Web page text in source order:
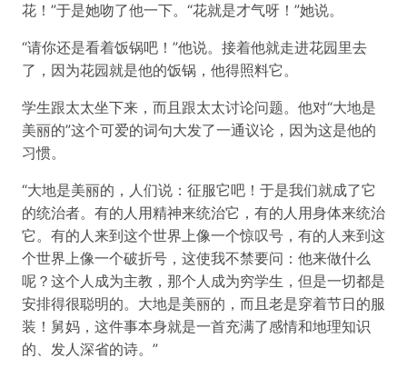
花！”于是她吻了他一下。“花就是才气呀！”她说。
“请你还是看着饭锅吧！”他说。接着他就走进花园里去
了，因为花园就是他的饭锅，他得照料它。
学生跟太太坐下来，而且跟太太讨论问题。他对“大地是
美丽的”这个可爱的词句大发了一通议论，因为这是他的
习惯。
“大地是美丽的，人们说：征服它吧！于是我们就成了它
的统治者。有的人用精神来统治它，有的人用身体来统治
它。有的人来到这个世界上像一个惊叹号，有的人来到这
个世界上像一个破折号，这使我不禁要问：他来做什么
呢？这个人成为主教，那个人成为穷学生，但是一切都是
安排得很聪明的。大地是美丽的，而且老是穿着节日的服
装！舅妈，这件事本身就是一首充满了感情和地理知识
的、发人深省的诗。”